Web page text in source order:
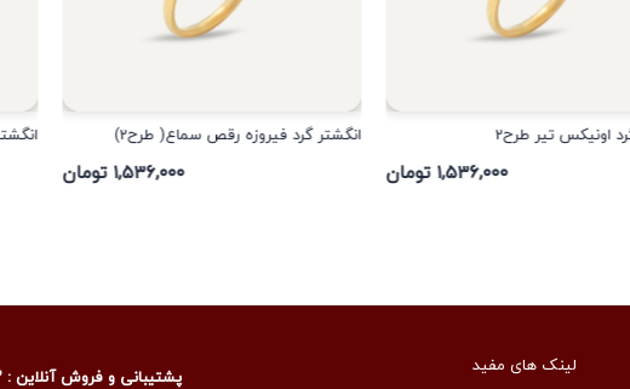
اونیکس تیر طرح2
۱,۵۳۶,۰۰۰ تومان
انگشتر گرد فیروزه رقص سماع( طرح2)
۱,۵۳۶,۰۰۰ تومان
لینک های مفید پشتیبانی و فروش آنلاین : ۰۹۰۰۴۸۶۴۷۹۲